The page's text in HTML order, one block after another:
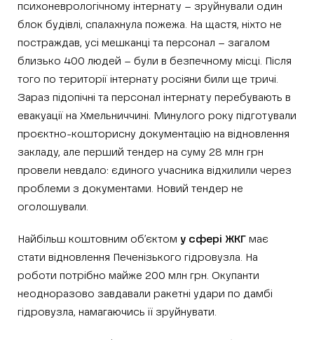
психоневрологічному інтернату – зруйнували один
блок будівлі, спалахнула пожежа. На щастя, ніхто не
постраждав, усі мешканці та персонал – загалом
близько 400 людей – були в безпечному місці. Після
того по території інтернату росіяни били ще тричі.
Зараз підопічні та персонал інтернату перебувають в
евакуації на Хмельниччині. Минулого року підготували
проєктно-кошторисну документацію на відновлення
закладу, але перший тендер на суму 28 млн грн
провели невдало: єдиного учасника відхилили через
проблеми з документами. Новий тендер не
оголошували.
Найбільш коштовним об’єктом у сфері ЖКГ має
стати відновлення Печенізького гідровузла. На
роботи потрібно майже 200 млн грн. Окупанти
неодноразово завдавали ракетні удари по дамбі
гідровузла, намагаючись її зруйнувати.